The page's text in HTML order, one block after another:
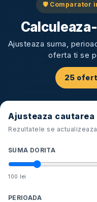
🛡 Comparator
Ajusteaza suma,
oferta ti se
25
Ajusteaza cautarea
Rezultatele se
SUMA DORITA
100 lei
PERIOADA